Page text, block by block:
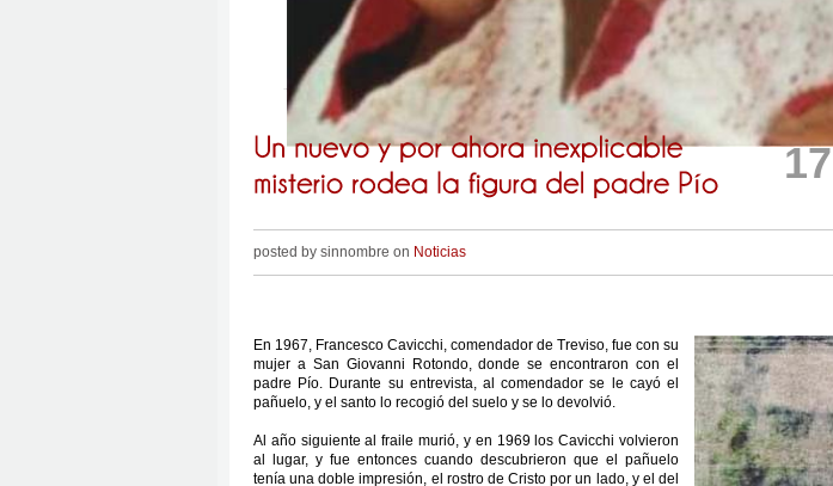
17
posted by sinnombre on Noticias
En 1967, Francesco Cavicchi, comendador de Treviso, fue con su
mujer a San Giovanni Rotondo, donde se encontraron con el
padre Pío. Durante su entrevista, al comendador se le cayó el
pañuelo, y el santo lo recogió del suelo y se lo devolvió.
Al año siguiente al fraile murió, y en 1969 los Cavicchi volvieron
al lugar, y fue entonces cuando descubrieron que el pañuelo
tenía una doble impresión, el rostro de Cristo por un lado, y el del